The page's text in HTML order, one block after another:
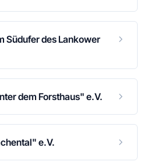
Südufer des Lankower
dem Forsthaus" e.V.
e.V.